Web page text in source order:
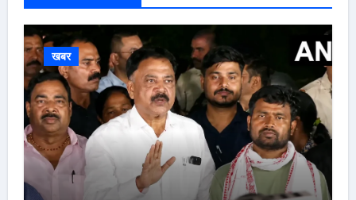
खबर